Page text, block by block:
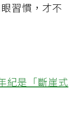
習慣，才不
紀是「斷崖式